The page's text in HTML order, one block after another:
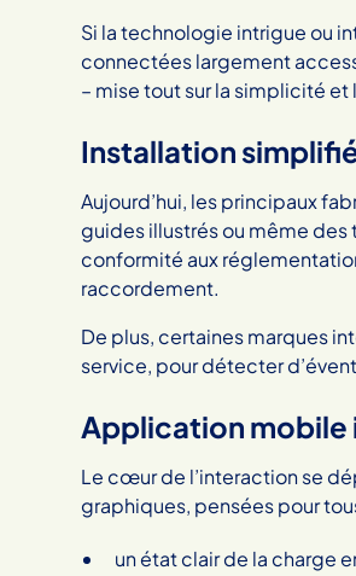
Si la technologie intrigue ou
connectées largement
– mise tout sur la simplicité
Installation
Aujourd’hui, les principaux
guides illustrés ou même des
conformité aux
raccordement.
De plus, certaines marques
service, pour détecter
Application mobile
Le cœur de l’interaction se
graphiques, pensées pour
un état clair de la charge